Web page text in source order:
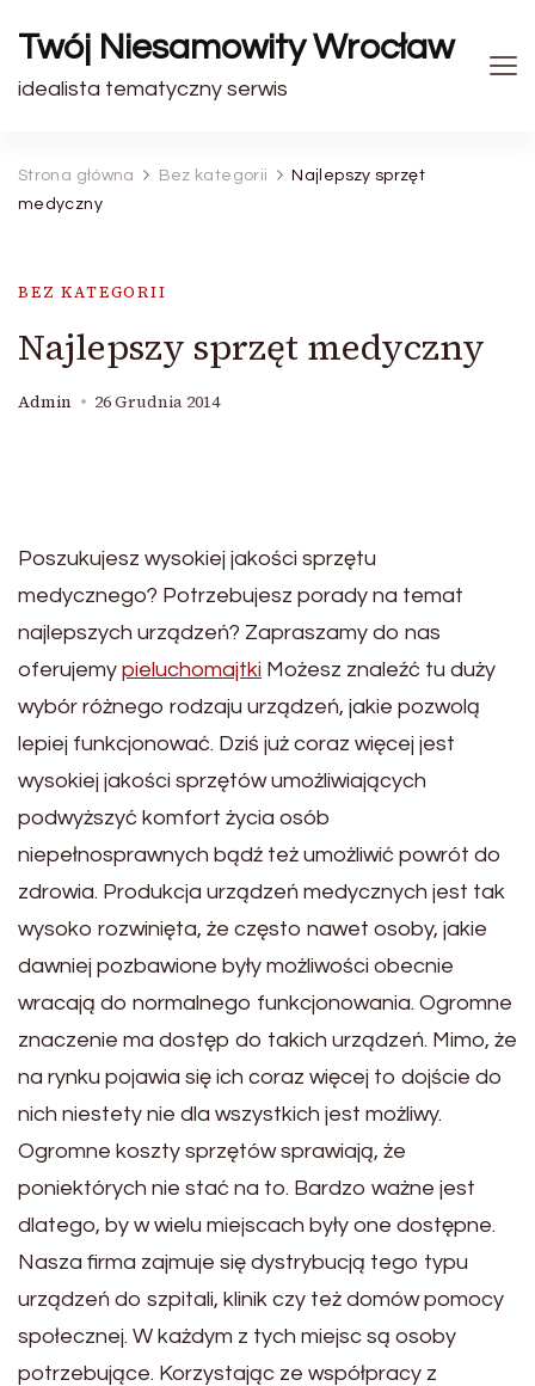
Twój Niesamowity Wrocław
idealista tematyczny serwis
Strona główna Bez kategorii
Najlepszy sprzęt
medyczny
BEZ KATEGORII
Najlepszy sprzęt medyczny
Admin 26 Grudnia 2014
Poszukujesz wysokiej jakości sprzętu
medycznego? Potrzebujesz porady na temat
najlepszych urządzeń? Zapraszamy do nas
oferujemy pieluchomajtki Możesz znaleźć tu duży
wybór różnego rodzaju urządzeń, jakie pozwolą
lepiej funkcjonować. Dziś już coraz więcej jest
wysokiej jakości sprzętów umożliwiających
podwyższyć komfort życia osób
niepełnosprawnych bądź też umożliwić powrót do
zdrowia. Produkcja urządzeń medycznych jest tak
wysoko rozwinięta, że często nawet osoby, jakie
dawniej pozbawione były możliwości obecnie
wracają do normalnego funkcjonowania. Ogromne
znaczenie ma dostęp do takich urządzeń. Mimo, że
na rynku pojawia się ich coraz więcej to dojście do
nich niestety nie dla wszystkich jest możliwy.
Ogromne koszty sprzętów sprawiają, że
poniektórych nie stać na to. Bardzo ważne jest
dlatego, by w wielu miejscach były one dostępne.
Nasza firma zajmuje się dystrybucją tego typu
urządzeń do szpitali, klinik czy też domów pomocy
społecznej. W każdym z tych miejsc są osoby
potrzebujące. Korzystając ze współpracy z